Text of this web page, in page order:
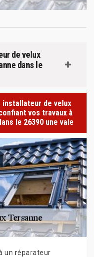
de velux
dans le
installateur de velux
vos travaux à
le 26390 une vale
un réparateur